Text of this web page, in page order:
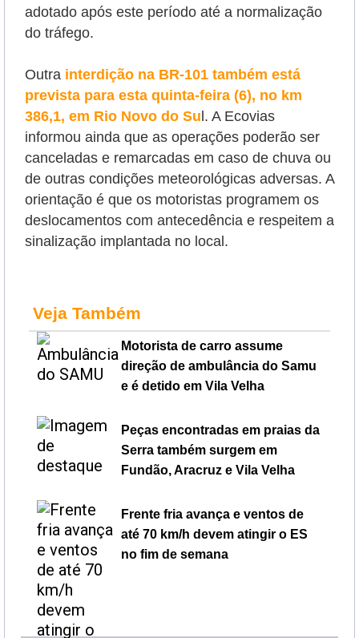
adotado após este período até a normalização
do tráfego.
Outra interdição na BR-101 também está
prevista para esta quinta-feira (6), no km
386,1, em Rio Novo do Su l. A Ecovias
informou ainda que as operações poderão ser
canceladas e remarcadas em caso de chuva ou
de outras condições meteorológicas adversas. A
orientação é que os motoristas programem os
deslocamentos com antecedência e respeitem a
sinalização implantada no local.
Veja Também
Motorista de carro assume
direção de ambulância do Samu
e é detido em Vila Velha
Peças encontradas em praias da
Serra também surgem em
Fundão, Aracruz e Vila Velha
Frente fria avança e ventos de
até 70 km/h devem atingir o ES
no fim de semana